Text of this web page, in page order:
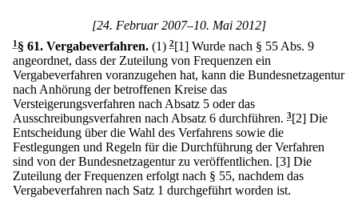
[24. Februar 2007–10. Mai 2012]
1§ 61. Vergabeverfahren. (1) 2[1] Wurde nach § 55 Abs. 9
angeordnet, dass der Zuteilung von Frequenzen ein
Vergabeverfahren voranzugehen hat, kann die Bundesnetzagentur
nach Anhörung der betroffenen Kreise das
Versteigerungsverfahren nach Absatz 5 oder das
Ausschreibungsverfahren nach Absatz 6 durchführen. 3[2] Die
Entscheidung über die Wahl des Verfahrens sowie die
Festlegungen und Regeln für die Durchführung der Verfahren
sind von der Bundesnetzagentur zu veröffentlichen. [3] Die
Zuteilung der Frequenzen erfolgt nach § 55, nachdem das
Vergabeverfahren nach Satz 1 durchgeführt worden ist.